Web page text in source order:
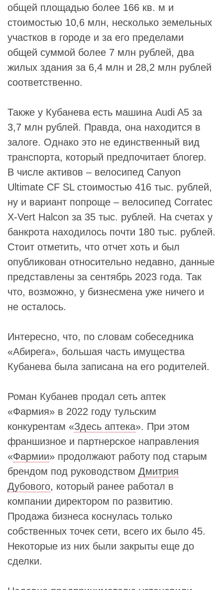
общей площадью более 166 кв. м и
стоимостью 10,6 млн, несколько земельных
участков в городе и за его пределами
общей суммой более 7 млн рублей, два
жилых здания за 6,4 млн и 28,2 млн рублей
соответственно.
Также у Кубанева есть машина Audi A5 за
3,7 млн рублей. Правда, она находится в
залоге. Однако это не единственный вид
транспорта, который предпочитает блогер.
В числе активов – велосипед Canyon
Ultimate CF SL стоимостью 416 тыс. рублей,
ну и вариант попроще – велосипед Corratec
X-Vert Halcon за 35 тыс. рублей. На счетах у
банкрота находилось почти 180 тыс. рублей.
Стоит отметить, что отчет хоть и был
опубликован относительно недавно, данные
представлены за сентябрь 2023 года. Так
что, возможно, у бизнесмена уже ничего и
не осталось.
Интересно, что, по словам собеседника
«Абирега», большая часть имущества
Кубанева была записана на его родителей.
Роман Кубанев продал сеть аптек
«Фармия» в 2022 году тульским
конкурентам «Здесь аптека». При этом
франшизное и партнерское направления
«Фармии» продолжают работу под старым
брендом под руководством Дмитрия
Дубового, который ранее работал в
компании директором по развитию.
Продажа бизнеса коснулась только
собственных точек сети, всего их было 45.
Некоторые из них были закрыты еще до
сделки.